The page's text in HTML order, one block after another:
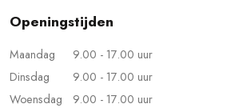
Openingstijden
Maandag
9.00 - 17.00 uur
Dinsdag
9.00 - 17.00 uur
Woensdag
9.00 - 17.00 uur